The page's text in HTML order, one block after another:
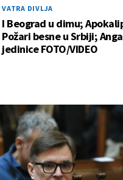
VATRA DIVLJA
I Beograd u dimu;
Požari besne u Srbiji;
jedinice FOTO/VIDEO